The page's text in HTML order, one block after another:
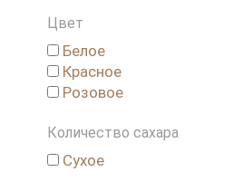
Венгрия
Германия
Греция
Грузия
Испания
Италия
Цвет
Белое
Красное
Розовое
Количество сахара
Сухое